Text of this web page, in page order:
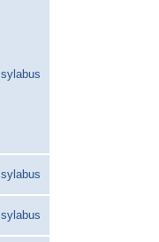
sylabus
sylabus
sylabus